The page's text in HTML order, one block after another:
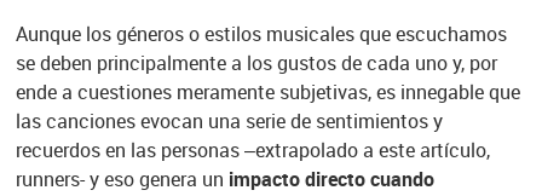
Aunque los géneros o estilos musicales que escuchamos
se deben principalmente a los gustos de cada uno y, por
ende a cuestiones meramente subjetivas, es innegable que
las canciones evocan una serie de sentimientos y
recuerdos en las personas –extrapolado a este artículo,
runners- y eso genera un impacto directo cuando